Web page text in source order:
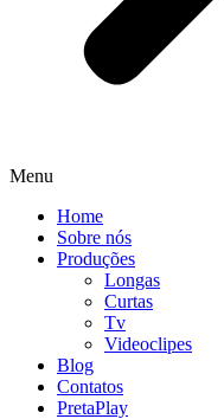
Menu
Home
Sobre nós
Produções
Longas
Curtas
Tv
Videoclipes
Blog
Contatos
PretaPlay